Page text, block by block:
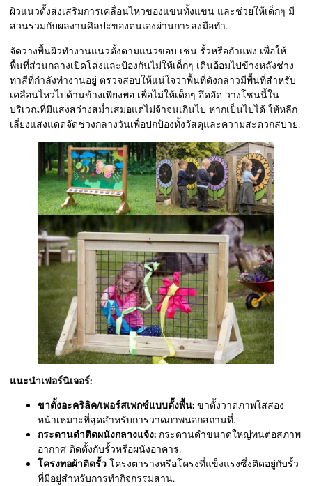
ผิวแนวตั้งส่งเสริมการเคลื่อนไหวของแขนทั้งแขน และช่วยให้เด็กๆ มี
ส่วนร่วมกับผลงานศิลปะของตนเองผ่านการลงมือทำ.
จัดวางพื้นผิวทำงานแนวตั้งตามแนวขอบ เช่น รั้วหรือกำแพง เพื่อให้
พื้นที่ส่วนกลางเปิดโล่งและป้องกันไม่ให้เด็กๆ เดินอ้อมไปข้างหลังช่าง
ทาสีที่กำลังทำงานอยู่ ตรวจสอบให้แน่ใจว่าพื้นที่ดังกล่าวมีพื้นที่สำหรับ
เคลื่อนไหวไปด้านข้างเพียงพอ เพื่อไม่ให้เด็กๆ อึดอัด วางโซนนี้ใน
บริเวณที่มีแสงสว่างสม่ำเสมอแต่ไม่จ้าจนเกินไป หากเป็นไปได้ ให้หลีก
เลี่ยงแสงแดดจัดช่วงกลางวันเพื่อปกป้องทั้งวัสดุและความสะดวกสบาย.
แนะนำเฟอร์นิเจอร์:
ขาตั้งอะคริลิค/เพอร์สเพกซ์แบบตั้งพื้น: ขาตั้งวาดภาพใสสอง
หน้าเหมาะที่สุดสำหรับการวาดภาพนอกสถานที่.
กระดานดำติดผนังกลางแจ้ง: กระดานดำขนาดใหญ่ทนต่อสภาพ
อากาศ ติดตั้งกับรั้วหรือผนังอาคาร.
โครงทอผ้าติดรั้ว โครงตารางหรือโครงที่แข็งแรงซึ่งติดอยู่กับรั้ว
ที่มีอยู่สำหรับการทำกิจกรรมสาน.